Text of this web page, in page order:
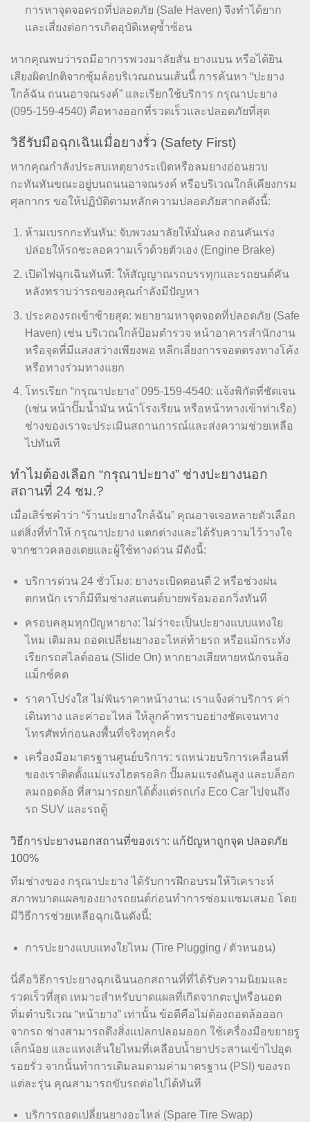
การหาจุดจอดรถที่ปลอดภัย (Safe Haven) จึงทำได้ยาก
และเสี่ยงต่อการเกิดอุบัติเหตุซ้ำซ้อน
หากคุณพบว่ารถมีอาการพวงมาลัยสั่น ยางแบน หรือได้ยิน
เสียงผิดปกติจากซุ้มล้อบริเวณถนนเส้นนี้ การค้นหา “ปะยาง
ใกล้ฉัน ถนนอาจณรงค์” และเรียกใช้บริการ กรุณาปะยาง
(095-159-4540) คือทางออกที่รวดเร็วและปลอดภัยที่สุด
วิธีรับมือฉุกเฉินเมื่อยางรั่ว (Safety First)
หากคุณกำลังประสบเหตุยางระเบิดหรือลมยางอ่อนยวบ
กะทันหันขณะอยู่บนถนนอาจณรงค์ หรือบริเวณใกล้เคียงกรม
ศุลกากร ขอให้ปฏิบัติตามหลักความปลอดภัยสากลดังนี้:
ห้ามเบรกกะทันหัน: จับพวงมาลัยให้มั่นคง ถอนคันเร่ง
ปล่อยให้รถชะลอความเร็วด้วยตัวเอง (Engine Brake)
เปิดไฟฉุกเฉินทันที: ให้สัญญาณรถบรรทุกและรถยนต์คัน
หลังทราบว่ารถของคุณกำลังมีปัญหา
ประคองรถเข้าซ้ายสุด: พยายามหาจุดจอดที่ปลอดภัย (Safe
Haven) เช่น บริเวณใกล้ป้อมตำรวจ หน้าอาคารสำนักงาน
หรือจุดที่มีแสงสว่างเพียงพอ หลีกเลี่ยงการจอดตรงทางโค้ง
หรือทางร่วมทางแยก
โทรเรียก “กรุณาปะยาง” 095-159-4540: แจ้งพิกัดที่ชัดเจน
(เช่น หน้าปั๊มน้ำมัน หน้าโรงเรียน หรือหน้าทางเข้าท่าเรือ)
ช่างของเราจะประเมินสถานการณ์และส่งความช่วยเหลือ
ไปทันที
ทำไมต้องเลือก “กรุณาปะยาง” ช่างปะยางนอก
สถานที่ 24 ชม.?
เมื่อเสิร์ชคำว่า “ร้านปะยางใกล้ฉัน” คุณอาจเจอหลายตัวเลือก
แต่สิ่งที่ทำให้ กรุณาปะยาง แตกต่างและได้รับความไว้วางใจ
จากชาวคลองเตยและผู้ใช้ทางด่วน มีดังนี้:
บริการด่วน 24 ชั่วโมง: ยางระเบิดตอนตี 2 หรือช่วงฝน
ตกหนัก เราก็มีทีมช่างสแตนด์บายพร้อมออกวิ่งทันที
ครอบคลุมทุกปัญหายาง: ไม่ว่าจะเป็นปะยางแบบแทงใย
ไหม เติมลม ถอดเปลี่ยนยางอะไหล่ท้ายรถ หรือแม้กระทั่ง
เรียกรถสไลด์ออน (Slide On) หากยางเสียหายหนักจนล้อ
แม็กซ์คด
ราคาโปร่งใส ไม่ฟันราคาหน้างาน: เราแจ้งค่าบริการ ค่า
เดินทาง และค่าอะไหล่ ให้ลูกค้าทราบอย่างชัดเจนทาง
โทรศัพท์ก่อนลงพื้นที่จริงทุกครั้ง
เครื่องมือมาตรฐานศูนย์บริการ: รถหน่วยบริการเคลื่อนที่
ของเราติดตั้งแม่แรงไฮดรอลิก ปั๊มลมแรงดันสูง และบล็อก
ลมถอดล้อ ที่สามารถยกได้ตั้งแต่รถเก๋ง Eco Car ไปจนถึง
รถ SUV และรถตู้
วิธีการปะยางนอกสถานที่ของเรา: แก้ปัญหาถูกจุด ปลอดภัย
100%
ทีมช่างของ กรุณาปะยาง ได้รับการฝึกอบรมให้วิเคราะห์
สภาพบาดแผลของยางรถยนต์ก่อนทำการซ่อมแซมเสมอ โดย
มีวิธีการช่วยเหลือฉุกเฉินดังนี้:
การปะยางแบบแทงใยไหม (Tire Plugging / ตัวหนอน)
นี่คือวิธีการปะยางฉุกเฉินนอกสถานที่ที่ได้รับความนิยมและ
รวดเร็วที่สุด เหมาะสำหรับบาดแผลที่เกิดจากตะปูหรือนอต
ทิ่มตำบริเวณ “หน้ายาง” เท่านั้น ข้อดีคือไม่ต้องถอดล้อออก
จากรถ ช่างสามารถดึงสิ่งแปลกปลอมออก ใช้เครื่องมือขยายรู
เล็กน้อย และแทงเส้นใยไหมที่เคลือบน้ำยาประสานเข้าไปอุด
รอยรั่ว จากนั้นทำการเติมลมตามค่ามาตรฐาน (PSI) ของรถ
แต่ละรุ่น คุณสามารถขับรถต่อไปได้ทันที
บริการถอดเปลี่ยนยางอะไหล่ (Spare Tire Swap)